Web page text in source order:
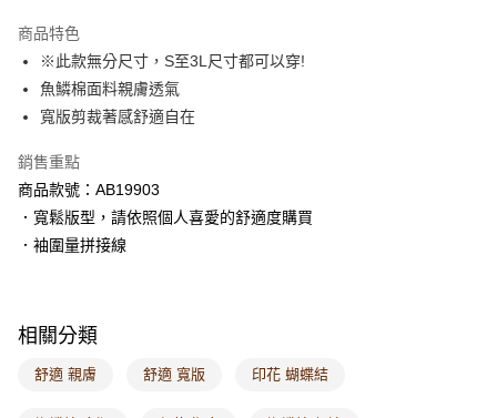
付款後萊爾富取貨
每筆NT$60，滿NT$1,000(含以上)免運費
7-11取貨付款
每筆NT$60，滿NT$1,000(含以上)免運費
付款後7-11取貨
每筆NT$60，滿NT$1,000(含以上)免運費
付款後門市自取
每筆NT$60，滿NT$1,000(含以上)免運費
商品特色
※此款無分尺寸，S至3L尺寸都可以穿!
魚鱗棉面料親膚透氣
寬版剪裁著感舒適自在
銷售重點
商品款號：AB19903
．寬鬆版型，請依照個人喜愛的舒適度購買
．袖圍量拼接線
相關分類
舒適 親膚 舒適 寬版 印花 蝴蝶結